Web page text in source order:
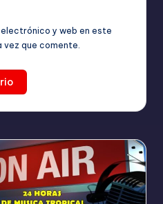
y web en este
vez que comente.